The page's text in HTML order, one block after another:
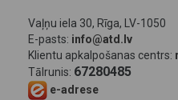
Vaļņu iela 30, Rīga, LV-1050
E-pasts: info@atd.lv
Klientu apkalpošanas centrs:
Tālrunis: 67280485
e-adrese